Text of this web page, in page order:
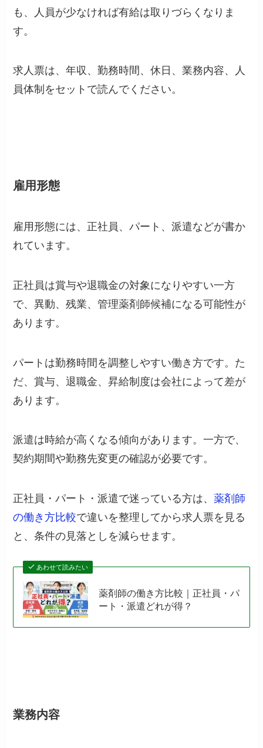
も、人員が少なければ有給は取りづらくなりま
す。
求人票は、年収、勤務時間、休日、業務内容、人
員体制をセットで読んでください。
雇用形態
雇用形態には、正社員、パート、派遣などが書か
れています。
正社員は賞与や退職金の対象になりやすい一方
で、異動、残業、管理薬剤師候補になる可能性が
あります。
パートは勤務時間を調整しやすい働き方です。た
だ、賞与、退職金、昇給制度は会社によって差が
あります。
派遣は時給が高くなる傾向があります。一方で、
契約期間や勤務先変更の確認が必要です。
正社員・パート・派遣で迷っている方は、薬剤師
の働き方比較で違いを整理してから求人票を見る
と、条件の見落としを減らせます。
あわせて読みたい
薬剤師の働き方比較｜正社員・パ
ート・派遣どれが得？
業務内容